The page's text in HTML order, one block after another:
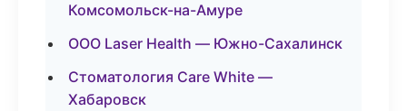
Комсомольск-на-Амуре
ООО Laser Health — Южно-Сахалинск
Стоматология Care White —
Хабаровск